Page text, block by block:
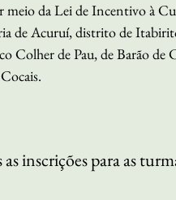
meio da Lei de Incentivo à
de Acuruí, distrito de
de Pau, de Barão de
inscrições para as